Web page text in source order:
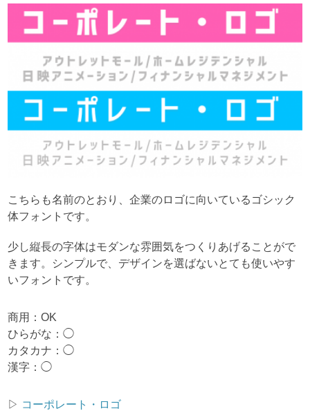
こちらも名前のとおり、企業のロゴに向いているゴシック
体フォントです。
少し縦長の字体はモダンな雰囲気をつくりあげることがで
きます。シンプルで、デザインを選ばないとても使いやす
いフォントです。
商用：OK
ひらがな：◯
カタカナ：◯
漢字：◯
▷ コーポレート・ロゴ